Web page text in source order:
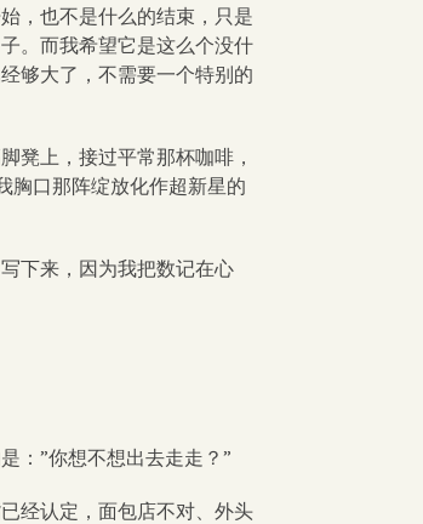
，也不是什么的结束，只是
。而我希望它是这么个没什
够大了，不需要一个特别的
凳上，接过平常那杯咖啡，
口那阵绽放化作超新星的
下来，因为我把数记在心
：”你想不想出去走走？”
经认定，面包店不对、外头